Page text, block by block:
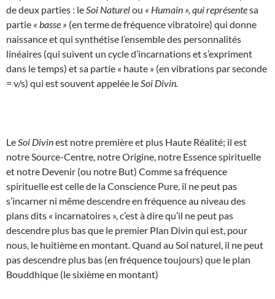
de deux parties : le Soi Naturelou « Humain », qui représentesa
partie « basse » (en terme de fréquence vibratoire) qui donne
naissance et qui synthétise l’ensemble des personnalités
linéaires (qui suivent un cycle d’incarnations et s’expriment
dans le temps) et sa partie « haute » (en vibrations par seconde
= v/s) qui est souvent appelée le Soi Divin.
Le Soi Divinest notre première et plus Haute Réalité; il est
notre Source-Centre, notre Origine, notre Essence spirituelle
et notre Devenir (ou notre But) Comme sa fréquence
spirituelle est celle de la Conscience Pure, il ne peut pas
s’incarner ni même descendre en fréquence au niveau des
plans dits « incarnatoires », c’est à dire qu’il ne peut pas
descendre plus bas que le premier Plan Divin qui est, pour
nous, le huitième en montant. Quand au Soi naturel, il ne peut
pas descendre plus bas (en fréquence toujours) que le plan
Bouddhique (le sixième en montant)